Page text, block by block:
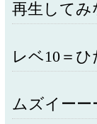
再生してみ
レベ10＝
ムズイーー